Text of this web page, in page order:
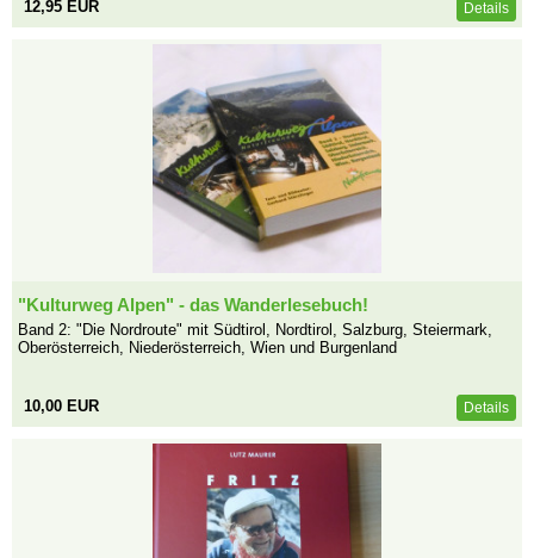
12,95 EUR Details
"Kulturweg Alpen" - das Wanderlesebuch!
Band 2: "Die Nordroute" mit Südtirol, Nordtirol, Salzburg, Steiermark,
Oberösterreich, Niederösterreich, Wien und Burgenland
10,00 EUR Details